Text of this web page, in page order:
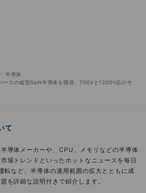
半導体
スの縦型GaN半導体を開発、700Vと1200V品のサ
て
導体メーカーや、CPU、メモリなどの半導体
場トレンドといったホットなニュースを毎日
転など、半導体の適用範囲の拡大とともに成
を詳細な説明付きで紹介します。